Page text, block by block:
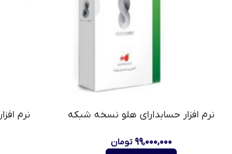
نرم افزار حسابدارای هلو نسخه شبکه
۹۹,۰۰۰,۰۰۰ تومان
نرم